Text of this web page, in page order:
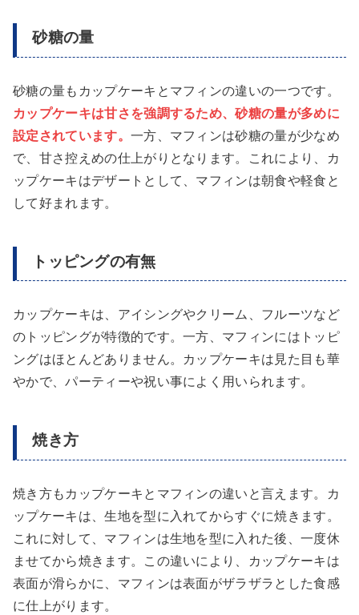
砂糖の量
砂糖の量もカップケーキとマフィンの違いの一つです。
カップケーキは甘さを強調するため、砂糖の量が多めに
設定されています。 一方、マフィンは砂糖の量が少なめ
で、甘さ控えめの仕上がりとなります。これにより、カ
ップケーキはデザートとして、マフィンは朝食や軽食と
して好まれます。
トッピングの有無
カップケーキは、アイシングやクリーム、フルーツなど
のトッピングが特徴的です。一方、マフィンにはトッピ
ングはほとんどありません。カップケーキは見た目も華
やかで、パーティーや祝い事によく用いられます。
焼き方
焼き方もカップケーキとマフィンの違いと言えます。カ
ップケーキは、生地を型に入れてからすぐに焼きます。
これに対して、マフィンは生地を型に入れた後、一度休
ませてから焼きます。この違いにより、カップケーキは
表面が滑らかに、マフィンは表面がザラザラとした食感
に仕上がります。